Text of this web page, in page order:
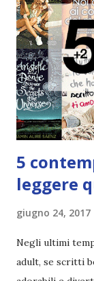
5
leggere
giugno 24, 2017
Negli ultimi
adult, se scritti